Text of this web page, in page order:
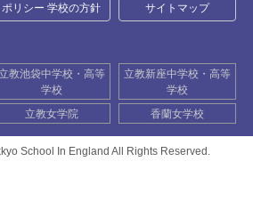
ポリシー 学校の方針 サイトマップ
立教池袋中学校・高等
学校
立教新座中学校・高等
学校
立教女学院 香蘭女学校
School In England All Rights Reserved.